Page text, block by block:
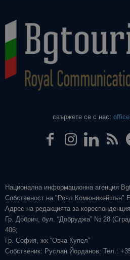
свържете се с нас:
Национална информационна агенция
Собственост на "Роял Комюникейшън"
Адрес на редакцията за
Гр. Добрич, бул. “Добруджа” № 28
406;
Гр. София, жк “Овча Купел”
Собственик: Руслан Йорданов; Тел.: